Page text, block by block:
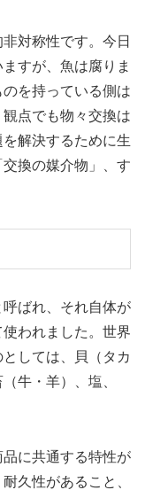
対称性です。今日
すが、魚は腐りま
を持っている側は
点でも物々交換は
解決するために生
換の媒介物」、す
ばれ、それ自体が
われました。世界
しては、貝（タカ
牛・羊）、塩、
に共通する特性が
久性があること、